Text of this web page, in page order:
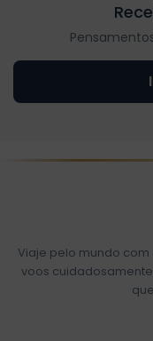
Viaje pelo mundo com
voos